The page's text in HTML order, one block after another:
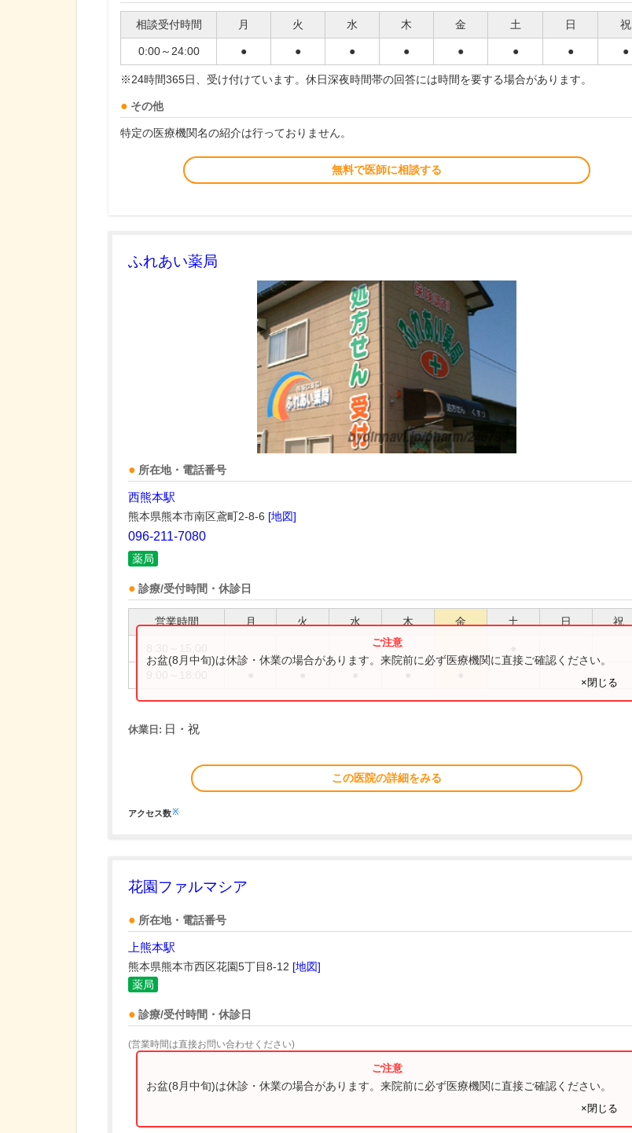
相談受付時間 月 火 水 木 金 土 日 祝
0:00～24:00 ● ● ● ● ● ● ● ●
※24時間365日、受け付けています。休日深夜時間帯の回答には時間を要する場合があります。
その他
特定の医療機関名の紹介は行っておりません。
無料で医師に相談する
ふれあい薬局
所在地・電話番号
西熊本駅
熊本県熊本市南区鳶町2-8-6 [地図]
096-211-7080
薬局
診療/受付時間・休診日
営業時間 月 火 水 木 金 土 日 祝
お盆(8月中旬)は休診・休業の場合があります。来院前に必ず医療機関に直接ご確認ください。
×閉じる
休業日: 日・祝
この医院の詳細をみる
アクセス数※
花園ファルマシア
所在地・電話番号
上熊本駅
熊本県熊本市西区花園5丁目8-12 [地図]
薬局
診療/受付時間・休診日
(営業時間は直接お問い合わせください)
お盆(8月中旬)は休診・休業の場合があります。来院前に必ず医療機関に直接ご確認ください。
×閉じる